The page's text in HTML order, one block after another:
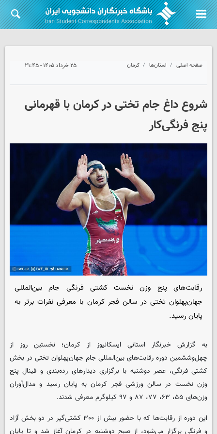
صفحه اصلی استان‌ها کرمان ۲۵ خرداد ۱۴۰۵ - ۲۱:۴۵
شروع داغ جام تختی در کرمان با قهرمانی
پنج فرنگی‌کار
رقابت‌های پنج وزن نخست کشتی فرنگی جام بین‌المللی
جهان‌پهلوان تختی در سالن فجر کرمان با معرفی نفرات برتر به
پایان رسید.
به گزارش خبرنگار استانی ایسکانیوز از کرمان؛ نخستین روز از
چهل‌وششمین دوره رقابت‌های بین‌المللی جام جهان‌پهلوان تختی در بخش
کشتی فرنگی، عصر دوشنبه با برگزاری دیدارهای رده‌بندی و فینال پنج
وزن نخست در سالن ورزشی فجر کرمان به پایان رسید و مدال‌آوران
وزن‌های ۵۵، ۶۳، ۷۷، ۸۷ و ۹۷ کیلوگرم معرفی شدند.
این دوره از رقابت‌ها که با حضور بیش از ۳۰۰ کشتی‌گیر در دو بخش آزاد
و فرنگی برگزار می‌شود، از صبح دوشنبه در کرمان آغاز شد و تا پایان